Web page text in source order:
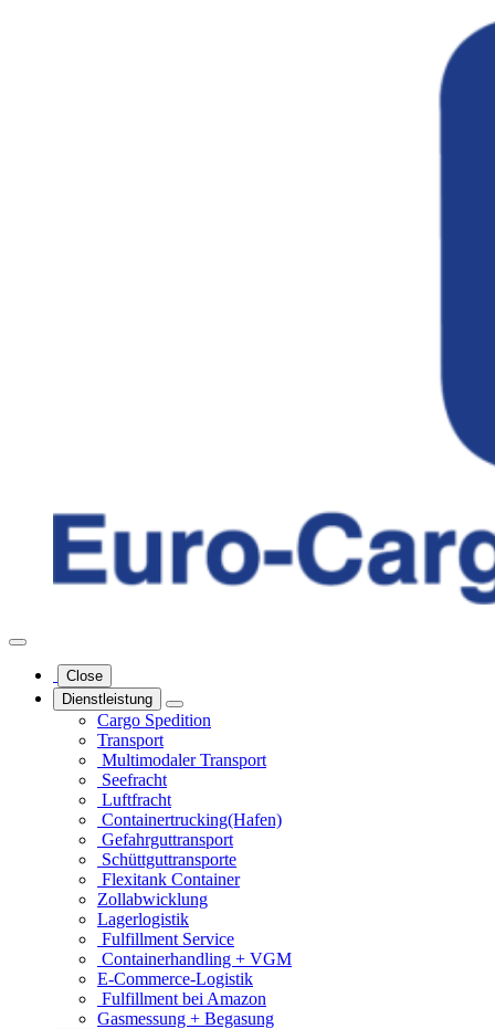
Close
Dienstleistung
Cargo Spedition
Transport
Multimodaler Transport
Seefracht
Luftfracht
Containertrucking(Hafen)
Gefahrgut­transport
Schüttgut­transporte
Flexitank Container
Zollabwicklung
Lagerlogistik
Fulfillment Service
Containerhandling + VGM
E-Commerce-Logistik
Fulfillment bei Amazon
Gasmessung + Begasung